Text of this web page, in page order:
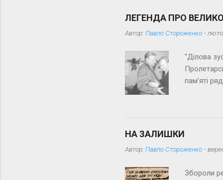
ЛЕГЕНДА ПРО
Автор: Павло Стороженко -
"Ділова
пам’яті
іронією
тут є, так
просять
НА ЗАЛИШКИ
Автор: Павло Стороженко -
Збороли